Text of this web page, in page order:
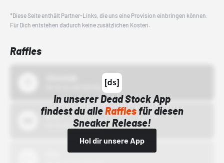
*Diese Seite enthält Partner-Links, die uns eine Provision einbringen können.
Für Dich entstehen dadurch keine zusätzlichen Kosten.
Raffles
In unserer Dead Stock App
findest du alleRafflesfür diesen
Sneaker Release!
Hol dir unsere App
Bstn
01.10.22 00:00 Uhr